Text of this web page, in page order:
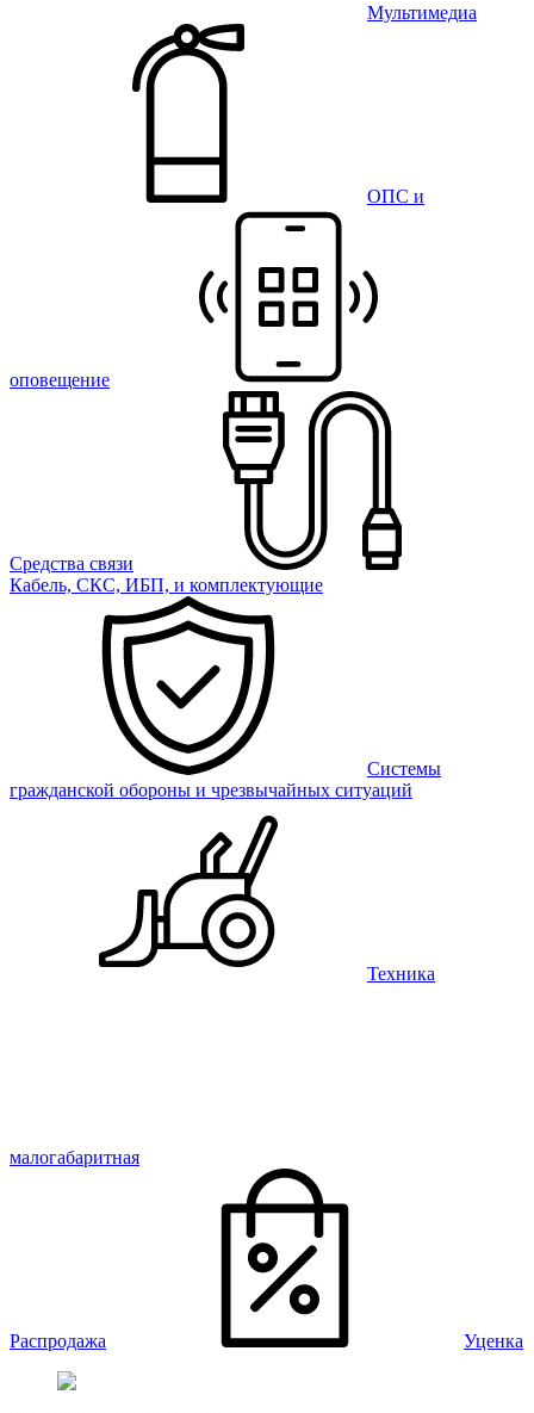
Мультимедиа
ОПС и
оповещение
Средства связи
Кабель, СКС, ИБП, и комплектующие
Системы
гражданской обороны и чрезвычайных ситуаций
Техника
малогабаритная
Распродажа Уценка